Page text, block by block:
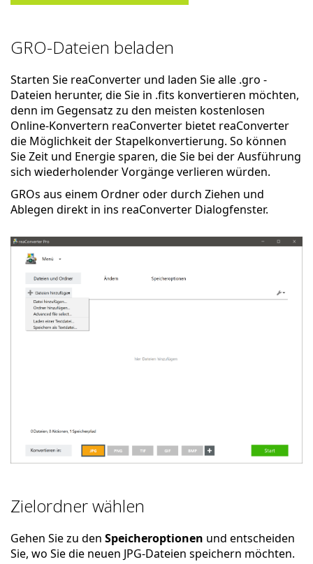
GRO-Dateien beladen
Starten Sie reaConverter und laden Sie alle .gro -
Dateien herunter, die Sie in .fits konvertieren möchten,
denn im Gegensatz zu den meisten kostenlosen
Online-Konvertern reaConverter bietet reaConverter
die Möglichkeit der Stapelkonvertierung. So können
Sie Zeit und Energie sparen, die Sie bei der Ausführung
sich wiederholender Vorgänge verlieren würden.
GROs aus einem Ordner oder durch Ziehen und
Ablegen direkt in ins reaConverter Dialogfenster.
Zielordner wählen
Gehen Sie zu den Speicheroptionen und entscheiden
Sie, wo Sie die neuen JPG-Dateien speichern möchten.